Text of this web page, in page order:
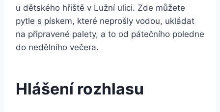
u dětského hřiště v Lužní ulici. Zde můžete
pytle s pískem, které neprošly vodou, ukládat
na připravené palety, a to od pátečního poledne
do nedělního večera.
Hlášení rozhlasu